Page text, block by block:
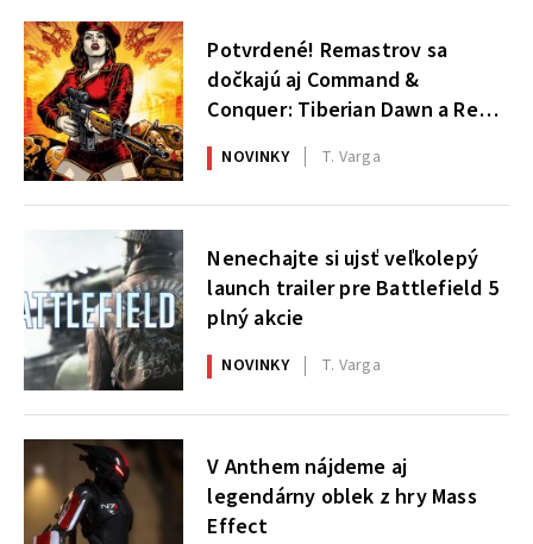
Potvrdené! Remastrov sa
dočkajú aj Command &
Conquer: Tiberian Dawn a Red
Alert
NOVINKY T. Varga
Nenechajte si ujsť veľkolepý
launch trailer pre Battlefield 5
plný akcie
NOVINKY T. Varga
V Anthem nájdeme aj
legendárny oblek z hry Mass
Effect